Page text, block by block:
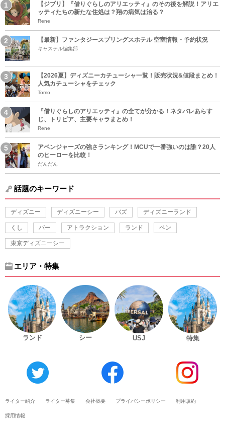
【ジブリ】『借りぐらしのアリエッティ』のその後を解説！アリエ
ッティたちの新たな住処は？翔の病気は治る？
Rene
【最新】ファンタジースプリングスホテル 空室情報・予約状況
キャステル編集部
【2026夏】ディズニーカチューシャ一覧！販売状況&値段まとめ！
人気カチューシャをチェック
Tomo
『借りぐらしのアリエッティ』の全てが分かる！ネタバレあらす
じ、トリビア、主要キャラまとめ！
Rene
アベンジャーズの強さランキング！MCUで一番強いのは誰？20人
のヒーローを比較！
だんだん
話題のキーワード
ディズニー ディズニーシー バズ ディズニーランド
くし バー アトラクション ランド ペン
東京ディズニーシー
エリア・特集
ランド シー USJ 特集
ライター紹介 ライター募集 会社概要 プライバシーポリシー 利用規約
採用情報